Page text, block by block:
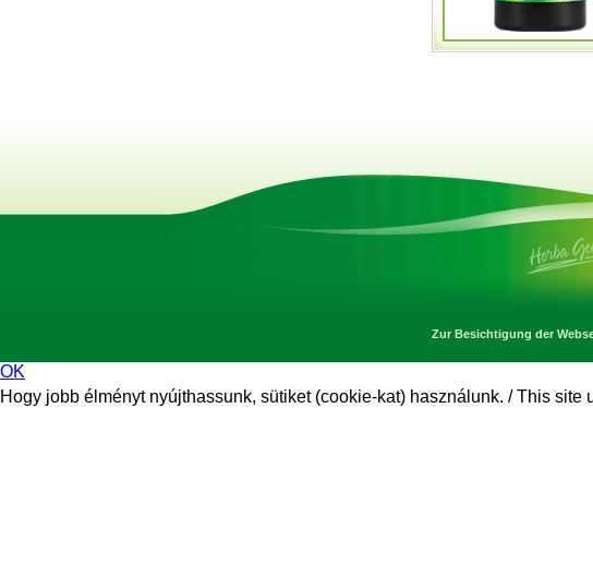
Zur Besichtigung der
OK
Hogy jobb élményt nyújthassunk, sütiket (cookie-kat) használunk. / This site